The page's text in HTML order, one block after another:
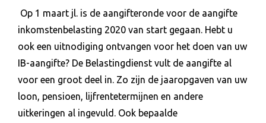
Op 1 maart jl. is de aangifteronde voor de aangifte
inkomstenbelasting 2020 van start gegaan. Hebt u
ook een uitnodiging ontvangen voor het doen van uw
IB-aangifte? De Belastingdienst vult de aangifte al
voor een groot deel in. Zo zijn de jaaropgaven van uw
loon, pensioen, lijfrentetermijnen en andere
uitkeringen al ingevuld. Ook bepaalde